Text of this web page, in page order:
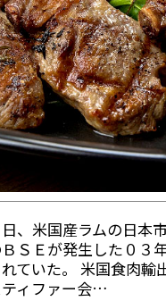
、米国産ラムの日本
ＳＥが発生した０３
ていた。 米国食肉輸
ティファー会…